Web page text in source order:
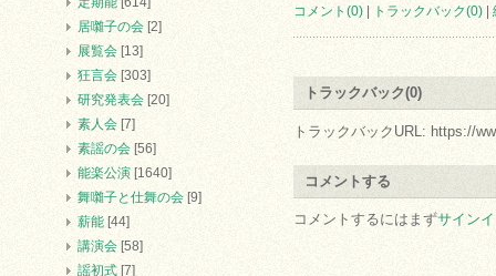
コメント(0) トラックバック(0)
トラックバック(0)
トラックバックURL: https://
コメントする
コメントするにはまずサイン
居囃子の会 [2]
展覧会 [13]
狂言会 [303]
研究発表会 [20]
素人会 [7]
素謡の会 [56]
能楽公演 [1640]
舞囃子と仕舞の会 [9]
薪能 [44]
講演会 [58]
謡初式 [7]